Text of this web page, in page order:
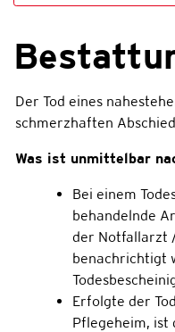
Der Tod eines
schmerzhaften
Was ist unmittelbar
Bei einem
behandelnde
der Notfallarzt
benachrichtigt
Erfolgte der
Pflegeheim, ist
Zugehörige